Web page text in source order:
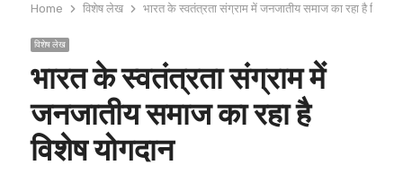
Home विशेष लेख भारत के स्वतंत्रता संग्राम में जनजातीय समाज का रहा है विशेष
विशेष लेख
भारत के स्वतंत्रता संग्राम में
जनजातीय समाज का रहा है
विशेष योगदान